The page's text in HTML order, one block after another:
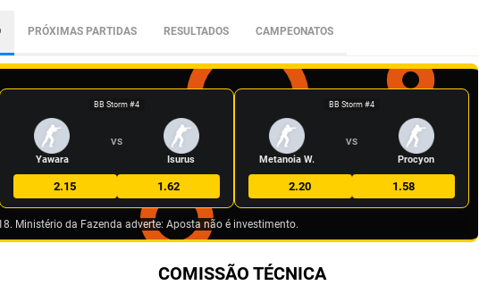
PRÓXIMAS PARTIDAS RESULTADOS CAMPEONATOS
BB Storm #4
Yawara
VS
Isurus
2.15 1.62
BB Storm #4
Metanoia W.
VS
Procyon
2.20 1.58
Ministério da Fazenda adverte: Aposta não é investimento.
COMISSÃO TÉCNICA